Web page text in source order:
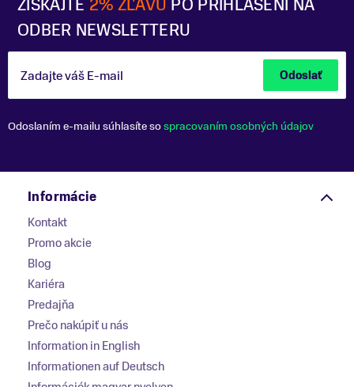
ZÍSKAJTE 2% ZĽAVU PO PRIHLÁSENÍ NA
ODBER NEWSLETTERU
Zadajte váš E-mail Odoslať
Odoslaním e-mailu súhlasíte sospracovaním osobných údajov
Informácie
Kontakt
Promo akcie
Blog
Kariéra
Predajňa
Prečo nakúpiť u nás
Information in English
Informationen auf Deutsch